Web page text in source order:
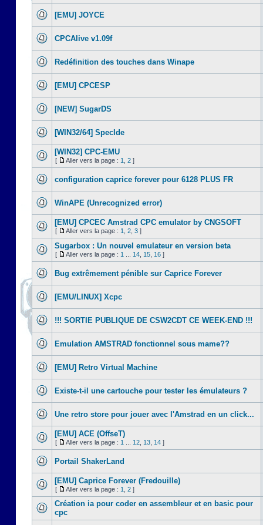
[EMU] JOYCE
CPCAlive v1.09f
Redéfinition des touches dans Winape
[EMU] CPCESP
[NEW] SugarDS
[WIN32/64] SpecIde
[WIN32] CPC-EMU
[ Aller vers la page : 1 2 ]
configuration caprice forever pour 6128 PLUS FR
WinAPE (Unrecognized error)
[EMU] CPCEC Amstrad CPC emulator by CNGSOFT
[ Aller vers la page : 1 2 3 ]
Sugarbox : Un nouvel emulateur en version beta
[ Aller vers la page : 1 14 15 16 ]
Bug extrêmement pénible sur Caprice Forever
[EMU/LINUX] Xcpc
!!! SORTIE PUBLIQUE DE CSW2CDT CE WEEK-END !!!
Emulation AMSTRAD fonctionnel sous mame??
[EMU] Retro Virtual Machine
Existe-t-il une cartouche pour tester les émulateurs ?
Une retro store pour jouer avec l'Amstrad en un click...
[EMU] ACE (OffseT)
[ Aller vers la page : 1 12 13 14 ]
Portail ShakerLand
[EMU] Caprice Forever (Fredouille)
[ Aller vers la page : 1 2 ]
Création ia pour coder en assembleur et en basic pour
cpc